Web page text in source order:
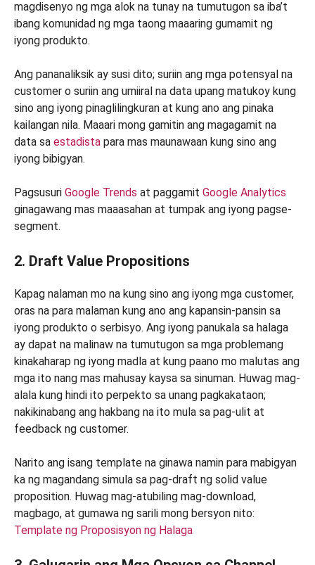
magdisenyo ng mga alok na tunay na tumutugon sa iba’t
ibang komunidad ng mga taong maaaring gumamit ng
iyong produkto.
Ang pananaliksik ay susi dito; suriin ang mga potensyal na
customer o suriin ang umiiral na data upang matukoy kung
sino ang iyong pinaglilingkuran at kung ano ang pinaka
kailangan nila. Maaari mong gamitin ang magagamit na
data sa estadista para mas maunawaan kung sino ang
iyong bibigyan.
Pagsusuri Google Trends at paggamit Google Analytics
ginagawang mas maaasahan at tumpak ang iyong pagse-
segment.
2. Draft Value Propositions
Kapag nalaman mo na kung sino ang iyong mga customer,
oras na para malaman kung ano ang kapansin-pansin sa
iyong produkto o serbisyo. Ang iyong panukala sa halaga
ay dapat na malinaw na tumutugon sa mga problemang
kinakaharap ng iyong madla at kung paano mo malutas ang
mga ito nang mas mahusay kaysa sa sinuman. Huwag mag-
alala kung hindi ito perpekto sa unang pagkakataon;
nakikinabang ang hakbang na ito mula sa pag-ulit at
feedback ng customer.
Narito ang isang template na ginawa namin para mabigyan
ka ng magandang simula sa pag-draft ng solid value
proposition. Huwag mag-atubiling mag-download,
magbago, at gumawa ng sarili mong bersyon nito:
Template ng Proposisyon ng Halaga